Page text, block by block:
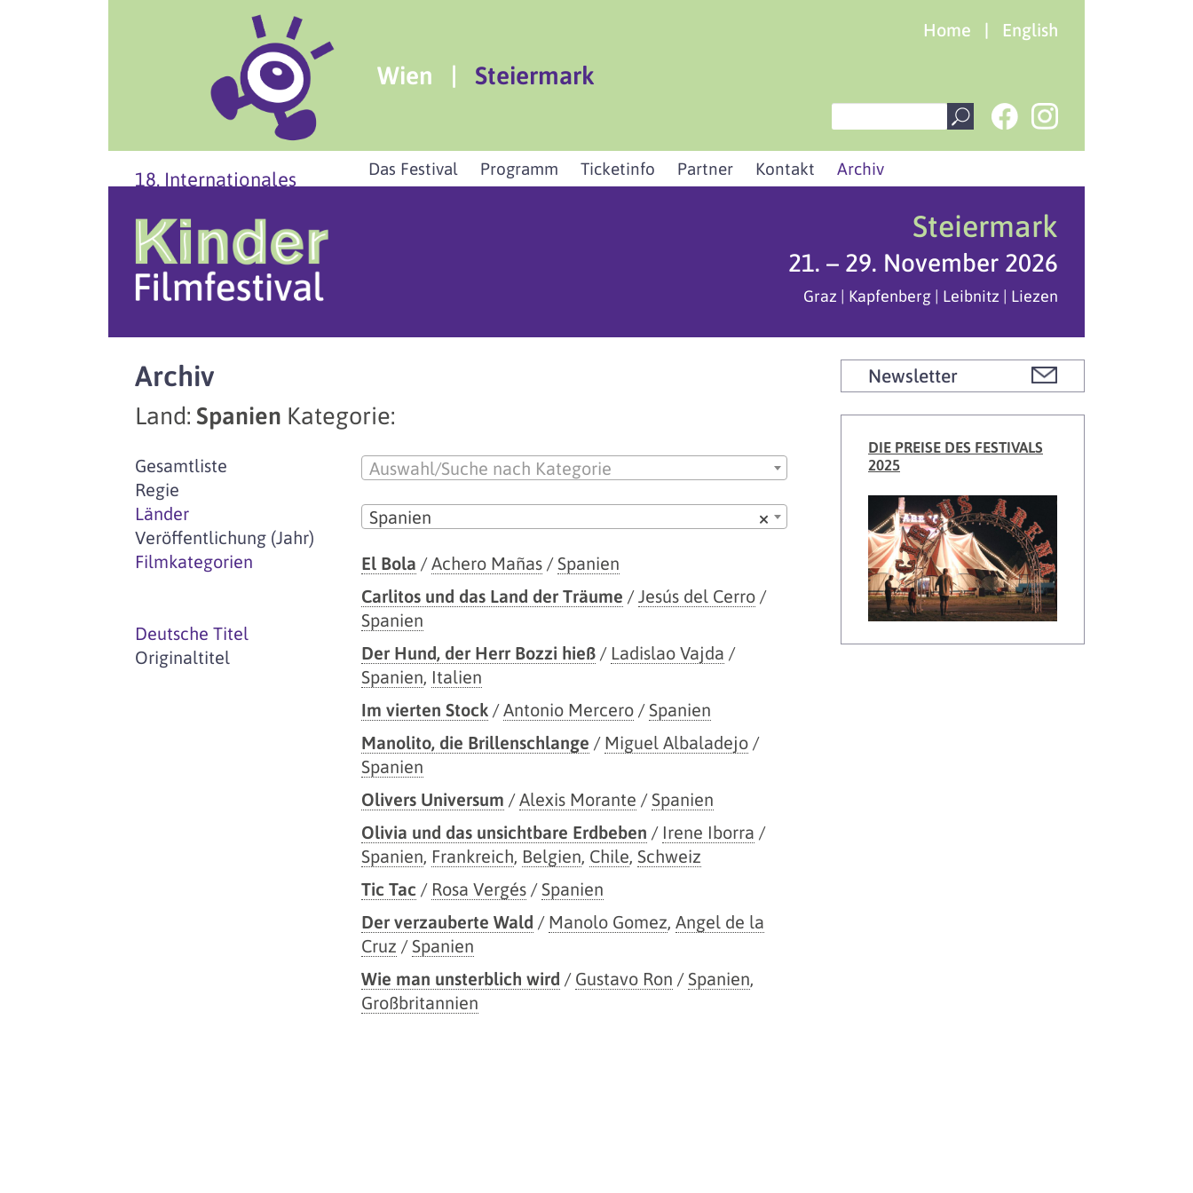
Home | English
Wien | Steiermark
18. Internationales Das Festival Programm Ticketinfo Partner Kontakt Archiv
Steiermark
21. – 29. November 2026
Graz | Kapfenberg | Leibnitz | Liezen
Archiv
Land: Spanien Kategorie:
Gesamtliste
Regie
Länder
Veröffentlichung (Jahr)
Filmkategorien
Deutsche Titel
Originaltitel
Auswahl/Suche nach Kategorie
×
Spanien
El Bola / Achero Mañas / Spanien
Carlitos und das Land der Träume / Jesús del Cerro /
Spanien
Der Hund, der Herr Bozzi hieß / Ladislao Vajda /
Spanien Italien
Im vierten Stock / Antonio Mercero / Spanien
Manolito, die Brillenschlange / Miguel Albaladejo /
Spanien
Olivers Universum / Alexis Morante / Spanien
Olivia und das unsichtbare Erdbeben / Irene Iborra /
Spanien Frankreich Belgien Chile Schweiz
Tic Tac / Rosa Vergés / Spanien
Der verzauberte Wald / Manolo Gomez Angel de la
Cruz / Spanien
Wie man unsterblich wird / Gustavo Ron / Spanien
Großbritannien
Newsletter
DIE PREISE DES FESTIVALS
2025